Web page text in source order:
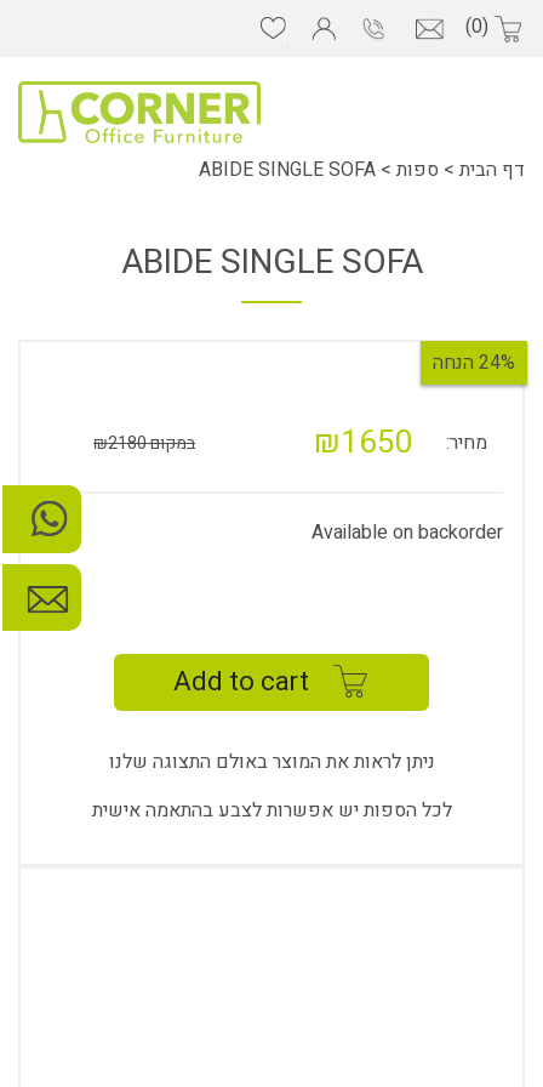
(0)
דף הבית > ספות >
ABIDE SINGLE SOFA
ABIDE SINGLE SOFA
24% הנחה
מחיר: ₪1650 במקום ₪2180
Available on backorder
Add to cart
ניתן לראות את המוצר באולם התצוגה שלנו
לכל הספות יש אפשרות לצבע בהתאמה אישית